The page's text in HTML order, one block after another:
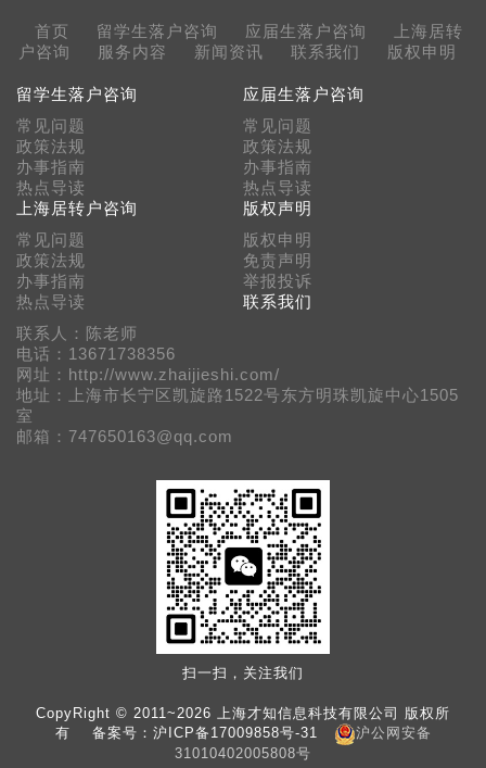
首页 留学生落户咨询 应届生落户咨询
上海居转
户咨询
服务内容 新闻资讯 联系我们 版权申明
留学生落户咨询
常见问题
政策法规
办事指南
热点导读
应届生落户咨询
常见问题
政策法规
办事指南
热点导读
上海居转户咨询
常见问题
政策法规
办事指南
热点导读
版权声明
版权申明
免责声明
举报投诉
联系我们
联系人：陈老师
电话：13671738356
网址：http://www.zhaijieshi.com/
地址：上海市长宁区凯旋路1522号东方明珠凯旋中心1505
室
邮箱：747650163@qq.com
扫一扫，关注我们
CopyRight © 2011~2026 上海才知信息科技有限公司 版权所
有 备案号： 沪ICP备17009858号-31
沪公网安备
31010402005808号